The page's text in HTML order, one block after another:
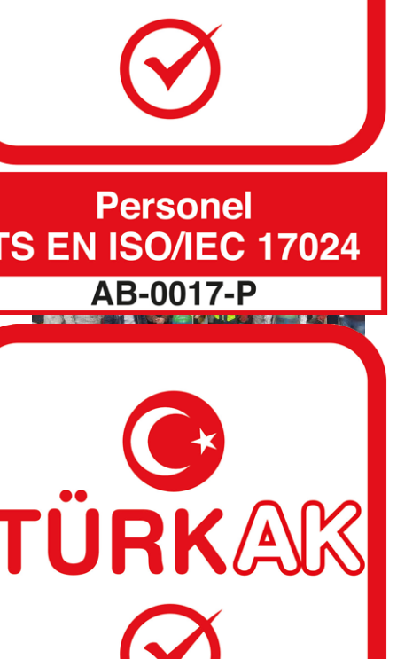
13 – 17 Mart tarihleri arasında Gedik Test
Merkezi Adapazarı’nda hızlı tren, metro ve hafif
raylı sistem vagonları üreten Hyundai Eurotem
mühendislerine görsel muayene seviye 1+2
Devamını oku
Mesleki Yeterlilik Kurumu (MYK) tarafından
akredite olan Gedik Test Merkezi, Erciyas Boru
A.Ş iştirakı olan ve Sivas’ta vagon imalatı ve
tamir işlerini yürüten RC Endüstri firmasında
çalışan kaynakçılara
Devamını oku